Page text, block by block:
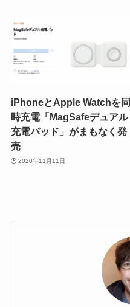
iPhoneとApple Watchを同
時充電「MagSafeデュアル
充電パッド」がまもなく発
売
2020年11月11日